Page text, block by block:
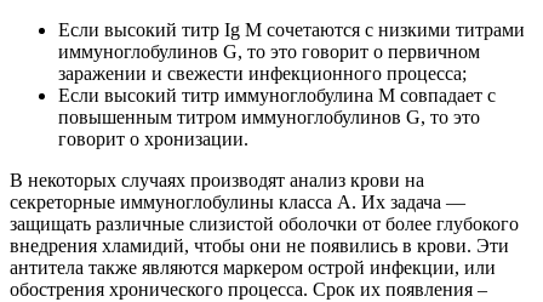
Если высокий титр Ig M сочетаются с низкими титрами
иммуноглобулинов G, то это говорит о первичном
заражении и свежести инфекционного процесса;
Если высокий титр иммуноглобулина М совпадает с
повышенным титром иммуноглобулинов G, то это
говорит о хронизации.
В некоторых случаях производят анализ крови на
секреторные иммуноглобулины класса А. Их задача —
защищать различные слизистой оболочки от более глубокого
внедрения хламидий, чтобы они не появились в крови. Эти
антитела также являются маркером острой инфекции, или
обострения хронического процесса. Срок их появления –